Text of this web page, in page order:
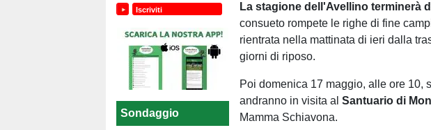
Iscriviti
Sondaggio
La stagione dell'Avellino terminerà
consueto rompete le righe di fine
rientrata nella mattinata di ieri dalla
giorni di riposo.
Poi domenica 17 maggio, alle ore 10,
andranno in visita alSantuario di
Mamma Schiavona.